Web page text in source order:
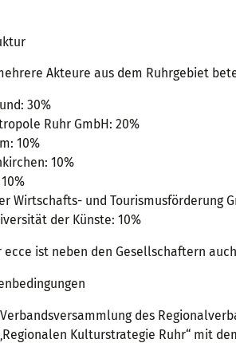
Akteure aus dem Ruhrgebiet
30%
Ruhr GmbH: 20%
10%
10%
Wirtschafts- und Tourismusförderung
der Künste: 10%
ist neben den Gesellschaftern
des
Kulturstrategie Ruhr“ mit